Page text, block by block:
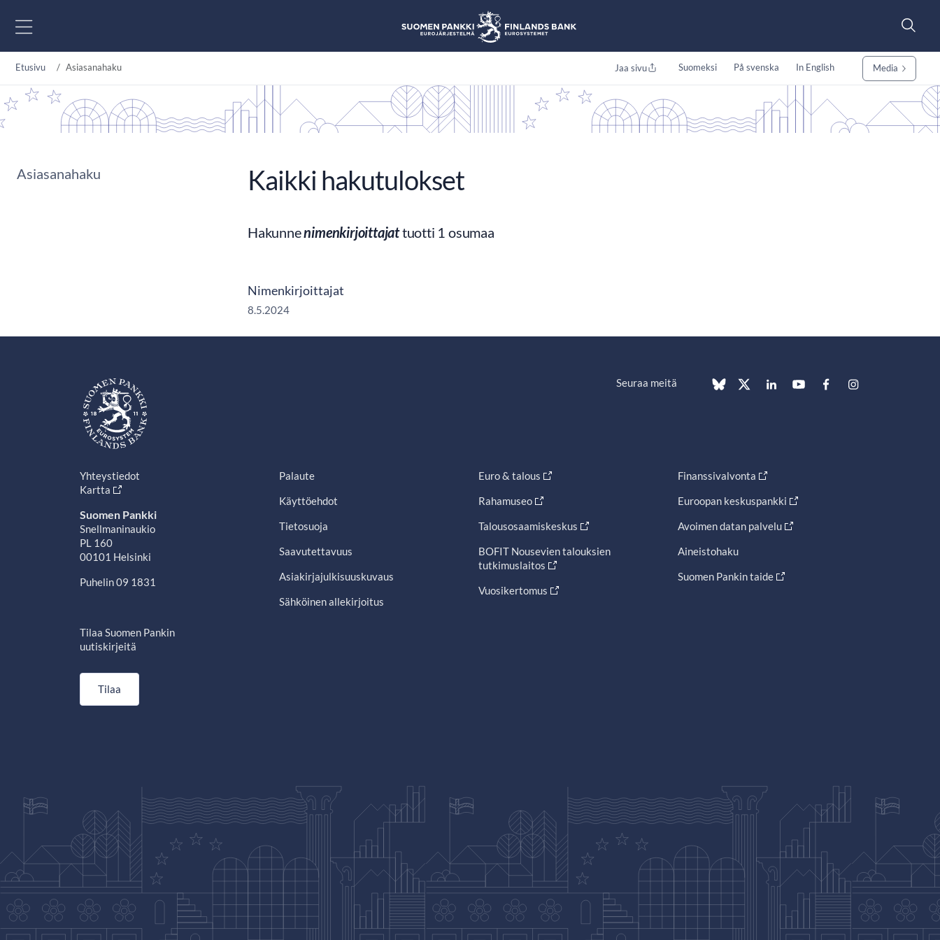
Etusivu Asiasanahaku Jaa sivu Suomeksi På svenska In English Media
Asiasanahaku Kaikki hakutulokset
Hakunnenimenkirjoittajattuotti 1 osumaa
Nimenkirjoittajat
8.5.2024
Seuraa meitä
Yhteystiedot
Kartta
Suomen Pankki
Snellmaninaukio
PL 160
00101 Helsinki
Puhelin 09 1831
Tilaa Suomen Pankin
uutiskirjeitä
Tilaa
Palaute
Käyttöehdot
Tietosuoja
Saavutettavuus
Asiakirjajulkisuuskuvaus
Sähköinen allekirjoitus
Euro & talous
Rahamuseo
Talousosaamiskeskus
BOFIT Nousevien talouksien
tutkimuslaitos
Vuosikertomus
Finanssivalvonta
Euroopan keskuspankki
Avoimen datan palvelu
Aineistohaku
Suomen Pankin taide